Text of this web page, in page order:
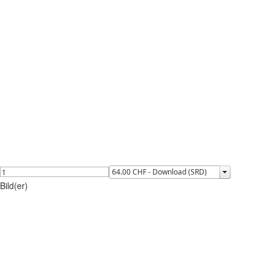
Bild(er)